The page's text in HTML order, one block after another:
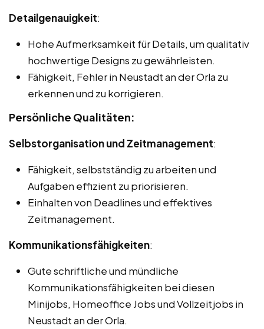
Detailgenauigkeit:
Hohe Aufmerksamkeit für Details, um qualitativ
hochwertige Designs zu gewährleisten.
Fähigkeit, Fehler in Neustadt an der Orla zu
erkennen und zu korrigieren.
Persönliche Qualitäten:
Selbstorganisation und Zeitmanagement:
Fähigkeit, selbstständig zu arbeiten und
Aufgaben effizient zu priorisieren.
Einhalten von Deadlines und effektives
Zeitmanagement.
Kommunikationsfähigkeiten:
Gute schriftliche und mündliche
Kommunikationsfähigkeiten bei diesen
Minijobs, Homeoffice Jobs und Vollzeitjobs in
Neustadt an der Orla.